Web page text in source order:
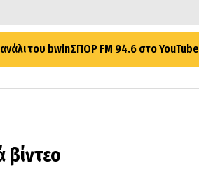
του bwinΣΠΟΡ FM 94.6 στο YouTube
βίντεο